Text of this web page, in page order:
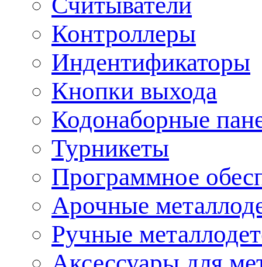
Контроллеры
Индентификаторы
Кнопки выхода
Кодонаборные
Турникеты
Программное
Арочные
Ручные